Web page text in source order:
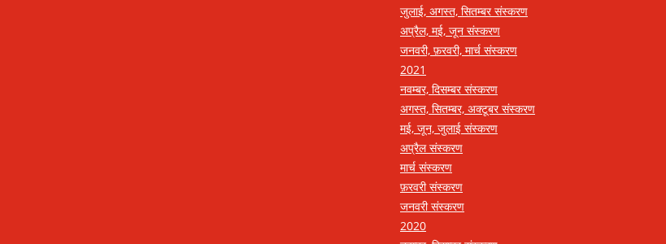
जुलाई, अगस्त, सितम्बर संस्करण
अप्रैल, मई, जून संस्करण
जनवरी, फ़रवरी, मार्च संस्करण
2021
नवम्बर, दिसम्बर संस्करण
अगस्त, सितम्बर, अक्टूबर संस्करण
मई, जून, जुलाई संस्करण
अप्रैल संस्करण
मार्च संस्करण
फ़रवरी संस्करण
जनवरी संस्करण
2020